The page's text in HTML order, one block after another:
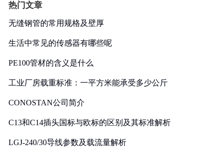
热门文章
无缝钢管的常用规格及壁厚
生活中常见的传感器有哪些呢
PE100管材的含义是什么
工业厂房载重标准：一平方米能承受多少公斤
CONOSTAN公司简介
C13和C14插头国标与欧标的区别及其标准解析
LGJ-240/30导线参数及载流量解析